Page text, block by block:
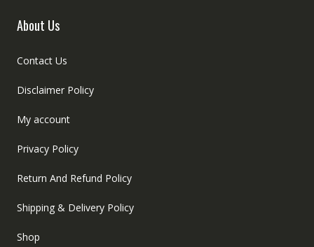
About Us
Contact Us
Disclaimer Policy
My account
Privacy Policy
Return And Refund Policy
Shipping & Delivery Policy
Shop